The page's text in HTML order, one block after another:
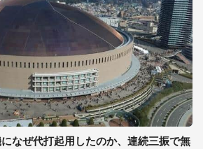
になぜ代打起用したのか、連続三振で無